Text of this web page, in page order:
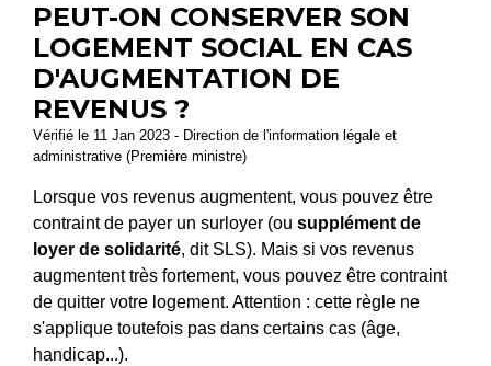
PEUT-ON CONSERVER SON
LOGEMENT SOCIAL EN CAS
D'AUGMENTATION DE
REVENUS ?
Vérifié le 11 Jan 2023 - Direction de l'information légale et
administrative (Première ministre)
Lorsque vos revenus augmentent, vous pouvez être
contraint de payer un surloyer (ou supplément de
loyer de solidarité, dit SLS). Mais si vos revenus
augmentent très fortement, vous pouvez être contraint
de quitter votre logement. Attention : cette règle ne
s'applique toutefois pas dans certains cas (âge,
handicap...).